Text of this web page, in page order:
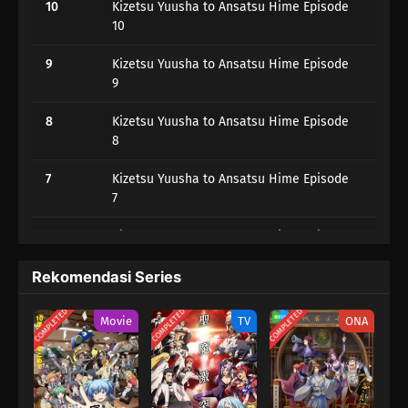
10
Kizetsu Yuusha to Ansatsu Hime Episode
10
9
Kizetsu Yuusha to Ansatsu Hime Episode
9
8
Kizetsu Yuusha to Ansatsu Hime Episode
8
7
Kizetsu Yuusha to Ansatsu Hime Episode
7
5
Kizetsu Yuusha to Ansatsu Hime Episode
5
4
Kizetsu Yuusha to Ansatsu Hime Episode
4
Rekomendasi Series
COMPLETED Movie COMPLETED TV COMPLETED ONA